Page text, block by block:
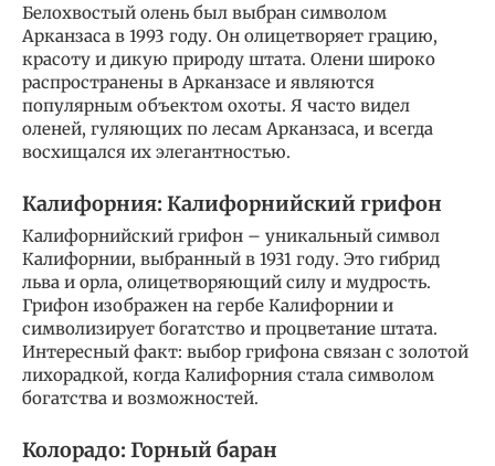
Белохвостый олень был выбран символом
Арканзаса в 1993 году. Он олицетворяет грацию,
красоту и дикую природу штата. Олени широко
распространены в Арканзасе и являются
популярным объектом охоты. Я часто видел
оленей, гуляющих по лесам Арканзаса, и всегда
восхищался их элегантностью.
Калифорния: Калифорнийский грифон
Калифорнийский грифон – уникальный символ
Калифорнии, выбранный в 1931 году. Это гибрид
льва и орла, олицетворяющий силу и мудрость.
Грифон изображен на гербе Калифорнии и
символизирует богатство и процветание штата.
Интересный факт: выбор грифона связан с золотой
лихорадкой, когда Калифорния стала символом
богатства и возможностей.
Колорадо: Горный баран